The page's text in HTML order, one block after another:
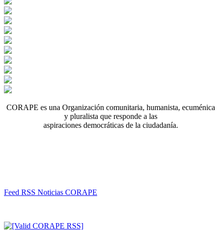
CORAPE es una Organización comunitaria, humanista, ecuménica
y pluralista que responde a las
aspiraciones democráticas de la ciudadanía.
Feed RSS Noticias CORAPE